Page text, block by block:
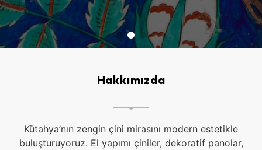
Hakkımızda
Kütahya’nın zengin çini mirasını modern estetikle
buluşturuyoruz. El yapımı çiniler, dekoratif panolar,